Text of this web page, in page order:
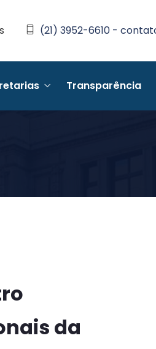
(21) 3952-6610 -
Transparência
da